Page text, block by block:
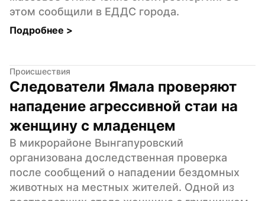
этом сообщили в ЕДДС города.
Подробнее >
Происшествия
Следователи Ямала проверяют
нападение агрессивной стаи на
женщину с младенцем
В микрорайоне Вынгапуровский
организована доследственная проверка
после сообщений о нападении бездомных
животных на местных жителей. Одной из